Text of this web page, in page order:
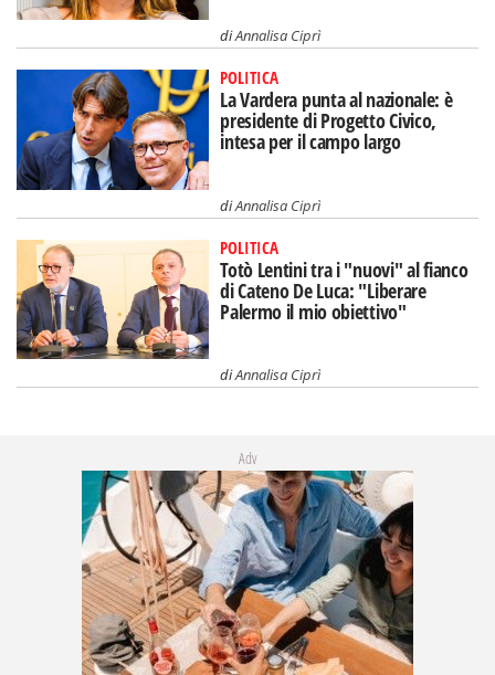
diAnnalisa Ciprì
POLITICA
La Vardera punta al nazionale: è
presidente di Progetto Civico,
intesa per il campo largo
diAnnalisa Ciprì
POLITICA
Totò Lentini tra i "nuovi" al fianco
di Cateno De Luca: "Liberare
Palermo il mio obiettivo"
diAnnalisa Ciprì
Adv